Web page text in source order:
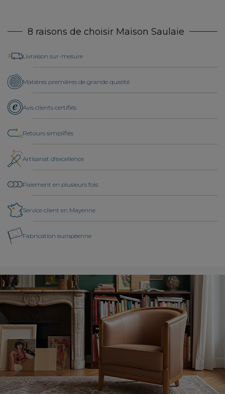
8 raisons de choisir Maison Saulaie
Livraison sur-mesure
Matières premières de grande qualité
Avis clients certifiés
Retours simplifiés
Artisanat d’excellence
Paiement en plusieurs fois
Service client en Mayenne
Fabrication européenne